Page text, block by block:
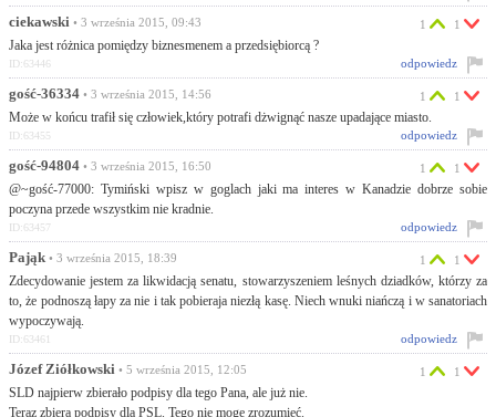
ciekawski • 3 września 2015, 09:43
Jaka jest różnica pomiędzy biznesmenem a przedsiębiorcą ?
1 1
odpowiedz
ID:63446
gość-36334 • 3 września 2015, 14:56
Może w końcu trafił się człowiek,który potrafi dżwignąć nasze upadające miasto.
1 1
odpowiedz
ID:63455
gość-94804 • 3 września 2015, 16:50
@~gość-77000: Tymiński wpisz w goglach jaki ma interes w Kanadzie dobrze sobie
poczyna przede wszystkim nie kradnie.
1 1
odpowiedz
ID:63457
Pająk • 3 września 2015, 18:39
Zdecydowanie jestem za likwidacją senatu, stowarzyszeniem leśnych dziadków, którzy za
to, że podnoszą łapy za nie i tak pobieraja niezłą kasę. Niech wnuki niańczą i w sanatoriach
wypoczywają.
1 1
odpowiedz
ID:63461
Józef Ziółkowski • 5 września 2015, 12:05
SLD najpierw zbierało podpisy dla tego Pana, ale już nie.
Teraz zbiera podpisy dla PSL. Tego nie mogę zrozumieć.
1 1